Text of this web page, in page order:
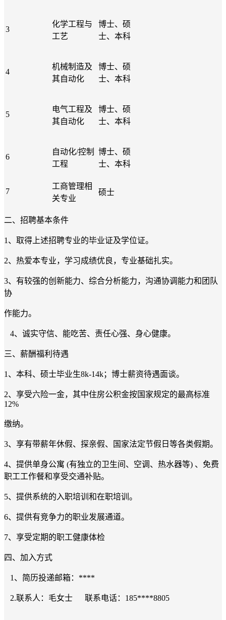
3
化学工程与
工艺
博士、硕
士、本科
4
机械制造及
其自动化
博士、硕
士、本科
5
电气工程及
其自动化
博士、硕
士、本科
6
自动化/控制
工程
博士、硕
士、本科
7
工商管理相
关专业
硕士
二、招聘基本条件
1、取得上述招聘专业的毕业证及学位证。
2、热爱本专业，学习成绩优良，专业基础扎实。
3、有较强的创新能力、综合分析能力，沟通协调能力和团队
协
作能力。
4、诚实守信、能吃苦、责任心强、身心健康。
三、薪酬福利待遇
1、本科、硕士毕业生8k-14k；博士薪资待遇面谈。
2、享受六险一金，其中住房公积金按国家规定的最高标准
12%
缴纳。
3、享有带薪年休假、探亲假、国家法定节假日等各类假期。
4、提供单身公寓 (有独立的卫生间、空调、热水器等) 、免费
职工工作餐和享受交通补贴。
5、提供系统的入职培训和在职培训。
6、提供有竞争力的职业发展通道。
7、享受定期的职工健康体检
四、加入方式
1、简历投递邮箱：****
2.联系人：毛女士 联系电话：185****8805